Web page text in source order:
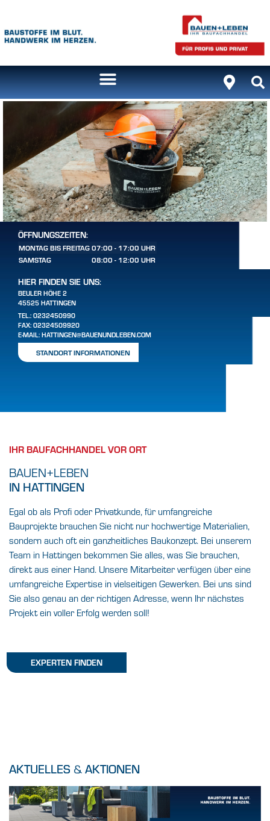
ÖFFNUNGSZEITEN:
MONTAG BIS FREITAG07:00 - 17:00 UHR
SAMSTAG
08:00 - 12:00 UHR
HIER FINDEN SIE UNS:
BEULER HÖHE 2
45525 HATTINGEN
TEL.: 0232450990
FAX: 02324509920
E-MAIL: HATTINGEN@BAUENUNDLEBEN.COM
STANDORT INFORMATIONEN
IHR BAUFACHHANDEL VOR ORT
BAUEN+LEBEN
IN HATTINGEN
Egal ob als Profi oder Privatkunde, für umfangreiche
Bauprojekte brauchen Sie nicht nur hochwertige Materialien,
sondern auch oft ein ganzheitliches Baukonzept. Bei unserem
Team in Hattingen bekommen Sie alles, was Sie brauchen,
direkt aus einer Hand. Unsere Mitarbeiter verfügen über eine
umfangreiche Expertise in vielseitigen Gewerken. Bei uns sind
Sie also genau an der richtigen Adresse, wenn Ihr nächstes
Projekt ein voller Erfolg werden soll!
EXPERTEN FINDEN
AKTUELLES & AKTIONEN